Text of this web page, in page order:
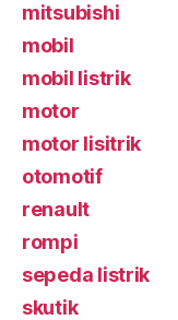
mitsubishi
mobil
mobil listrik
motor
motor lisitrik
otomotif
renault
rompi
sepeda listrik
skutik